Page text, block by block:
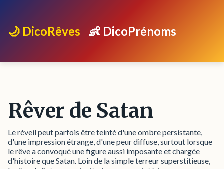
🌙 DicoRêves 👶 DicoPrénoms
Rêver de Satan
Le réveil peut parfois être teinté d'une ombre persistante,
d'une impression étrange, d'une peur diffuse, surtout lorsque
le rêve a convoqué une figure aussi imposante et chargée
d'histoire que Satan. Loin de la simple terreur superstitieuse,